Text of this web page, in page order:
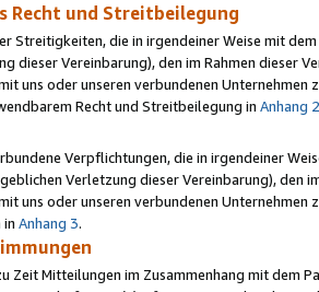
Recht und Streitbeilegung
Streitigkeiten, die in irgendeiner Weise mit
dieser Vereinbarung), den im Rahmen dieser
uns oder unseren verbundenen
Recht und Streitbeilegung in Anhang 2
Verpflichtungen, die in irgendeiner
Verletzung dieser Vereinbarung), den
uns oder unseren verbundenen
in Anhang 3.
Zeit Mitteilungen im Zusammenhang mit dem